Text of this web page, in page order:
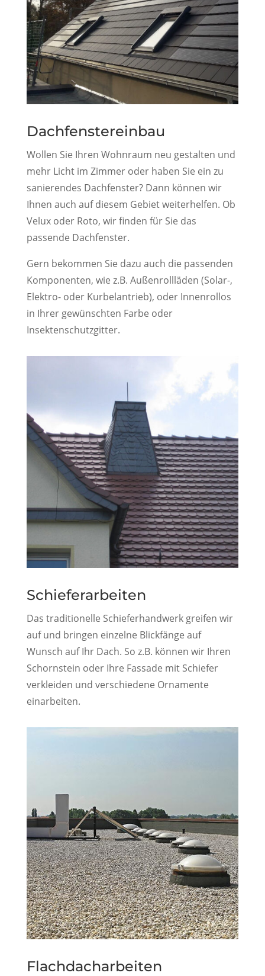
Dachfenstereinbau
Wollen Sie Ihren Wohnraum neu gestalten und
mehr Licht im Zimmer oder haben Sie ein zu
sanierendes Dachfenster? Dann können wir
Ihnen auch auf diesem Gebiet weiterhelfen. Ob
Velux oder Roto, wir finden für Sie das
passende Dachfenster.
Gern bekommen Sie dazu auch die passenden
Komponenten, wie z.B. Außenrollläden (Solar-,
Elektro- oder Kurbelantrieb), oder Innenrollos
in Ihrer gewünschten Farbe oder
Insektenschutzgitter.
Schieferarbeiten
Das traditionelle Schieferhandwerk greifen wir
auf und bringen einzelne Blickfänge auf
Wunsch auf Ihr Dach. So z.B. können wir Ihren
Schornstein oder Ihre Fassade mit Schiefer
verkleiden und verschiedene Ornamente
einarbeiten.
Flachdacharbeiten